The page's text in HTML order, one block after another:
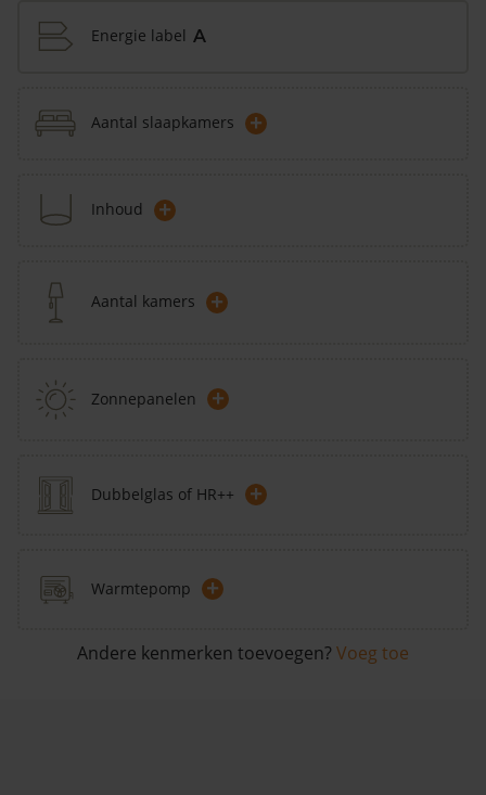
Energie label A
Aantal slaapkamers +
Inhoud +
Aantal kamers +
Zonnepanelen +
Dubbelglas of HR++ +
Warmtepomp +
Andere kenmerken toevoegen? Voeg toe